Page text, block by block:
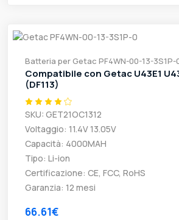
Batteria per Getac PF4WN-00-13-3S1P-
Compatibile con Getac U43E1
(DF113)
SKU: GET21OC1312
Voltaggio: 11.4V 13.05V
Capacità: 4000MAH
Tipo: Li-ion
Certificazione: CE, FCC, RoHS
Garanzia: 12 mesi
66.61€